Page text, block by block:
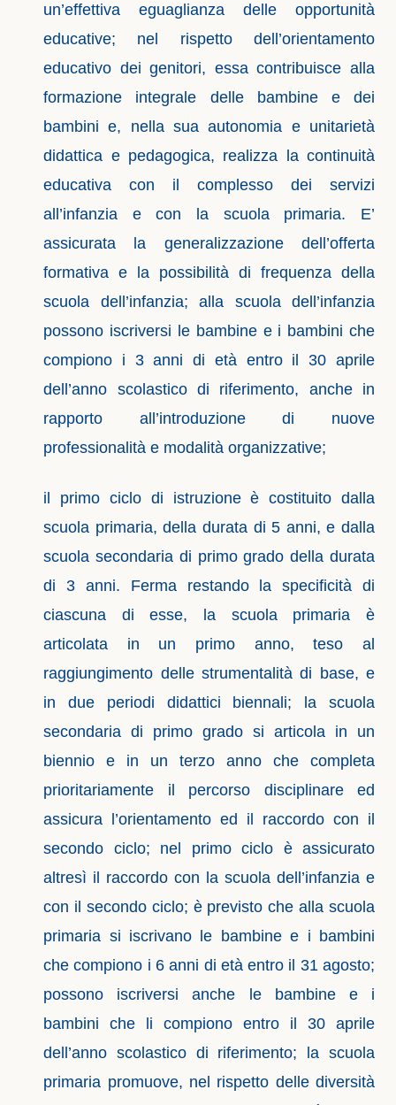
un’effettiva eguaglianza delle opportunità
educative; nel rispetto dell’orientamento
educativo dei genitori, essa contribuisce alla
formazione integrale delle bambine e dei
bambini e, nella sua autonomia e unitarietà
didattica e pedagogica, realizza la continuità
educativa con il complesso dei servizi
all’infanzia e con la scuola primaria. E’
assicurata la generalizzazione dell’offerta
formativa e la possibilità di frequenza della
scuola dell’infanzia; alla scuola dell’infanzia
possono iscriversi le bambine e i bambini che
compiono i 3 anni di età entro il 30 aprile
dell’anno scolastico di riferimento, anche in
rapporto all’introduzione di nuove
professionalità e modalità organizzative;
il primo ciclo di istruzione è costituito dalla
scuola primaria, della durata di 5 anni, e dalla
scuola secondaria di primo grado della durata
di 3 anni. Ferma restando la specificità di
ciascuna di esse, la scuola primaria è
articolata in un primo anno, teso al
raggiungimento delle strumentalità di base, e
in due periodi didattici biennali; la scuola
secondaria di primo grado si articola in un
biennio e in un terzo anno che completa
prioritariamente il percorso disciplinare ed
assicura l’orientamento ed il raccordo con il
secondo ciclo; nel primo ciclo è assicurato
altresì il raccordo con la scuola dell’infanzia e
con il secondo ciclo; è previsto che alla scuola
primaria si iscrivano le bambine e i bambini
che compiono i 6 anni di età entro il 31 agosto;
possono iscriversi anche le bambine e i
bambini che li compiono entro il 30 aprile
dell’anno scolastico di riferimento; la scuola
primaria promuove, nel rispetto delle diversità